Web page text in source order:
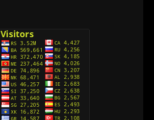
the Children of Okura
Opasnost (Sinhronizovano na
(Sinhronizovano na Hrvatski)
(2000) Sinhronizovano na Hrvatski